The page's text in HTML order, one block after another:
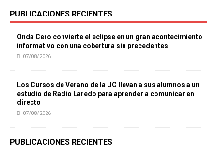
PUBLICACIONES RECIENTES
Onda Cero convierte el eclipse en un gran acontecimiento
informativo con una cobertura sin precedentes
07/08/2026
Los Cursos de Verano de la UC llevan a sus alumnos a un
estudio de Radio Laredo para aprender a comunicar en
directo
07/08/2026
PUBLICACIONES RECIENTES